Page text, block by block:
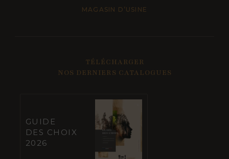
MAGASIN D’USINE
TÉLÉCHARGER
NOS DERNIERS CATALOGUES
GUIDE
DES CHOIX
2026